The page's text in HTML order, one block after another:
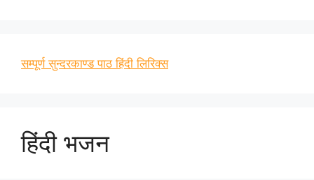
सम्पूर्ण सुन्दरकाण्ड पाठ हिंदी लिरिक्स
हिंदी भजन